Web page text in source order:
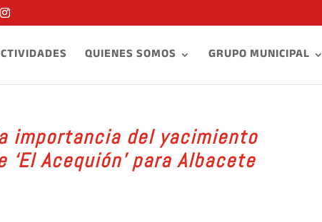
QUIENES SOMOS GRUPO MUNICIPAL
importancia del yacimiento
Acequión’ para Albacete